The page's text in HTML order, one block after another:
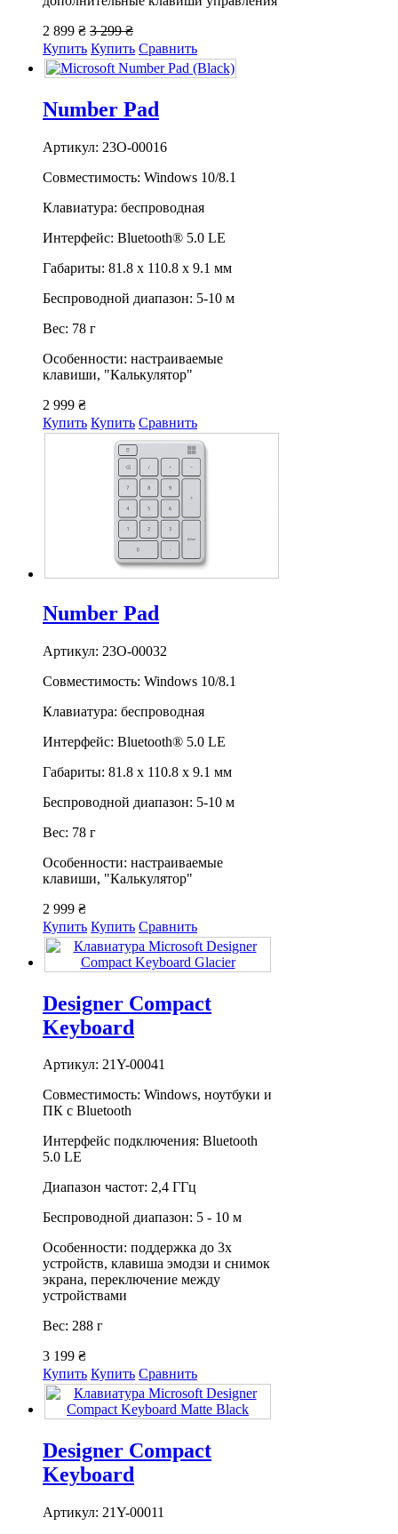
2 899 ₴ 3 299 ₴
Купить Купить Сравнить
Number Pad
Артикул: 23O-00016
Совместимость: Windows 10/8.1
Клавиатура: беспроводная
Интерфейс: Bluetooth® 5.0 LE
Габариты: 81.8 х 110.8 х 9.1 мм
Беспроводной диапазон: 5-10 м
Вес: 78 г
Особенности: настраиваемые
клавиши, "Калькулятор"
2 999 ₴
Купить Купить Сравнить
Number Pad
Артикул: 23O-00032
Совместимость: Windows 10/8.1
Клавиатура: беспроводная
Интерфейс: Bluetooth® 5.0 LE
Габариты: 81.8 х 110.8 х 9.1 мм
Беспроводной диапазон: 5-10 м
Вес: 78 г
Особенности: настраиваемые
клавиши, "Калькулятор"
2 999 ₴
Купить Купить Сравнить
Designer Compact
Keyboard
Артикул: 21Y-00041
Совместимость: Windows, ноутбуки и
ПК с Bluetooth
Интерфейс подключения: Bluetooth
5.0 LE
Диапазон частот: 2,4 ГГц
Беспроводной диапазон: 5 - 10 м
Особенности: поддержка до 3х
устройств, клавиша эмодзи и снимок
экрана, переключение между
устройствами
Вес: 288 г
3 199 ₴
Купить Купить Сравнить
Designer Compact
Keyboard
Артикул: 21Y-00011